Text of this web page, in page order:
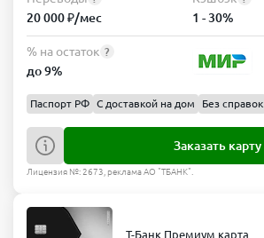
20 000 ₽/мес 1 - 30%
% на остаток ?
до 9%
Паспорт РФ С доставкой на дом Без справок
Заказать карту
Лицензия №: 2673, реклама АО "ТБАНК".
Т-Банк Премиум карта